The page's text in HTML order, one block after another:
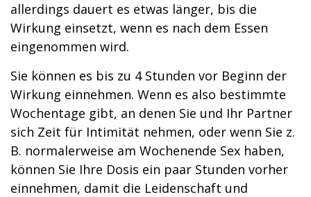
allerdings dauert es etwas länger, bis die
Wirkung einsetzt, wenn es nach dem Essen
eingenommen wird.
Sie können es bis zu 4 Stunden vor Beginn der
Wirkung einnehmen. Wenn es also bestimmte
Wochentage gibt, an denen Sie und Ihr Partner
sich Zeit für Intimität nehmen, oder wenn Sie z.
B. normalerweise am Wochenende Sex haben,
können Sie Ihre Dosis ein paar Stunden vorher
einnehmen, damit die Leidenschaft und